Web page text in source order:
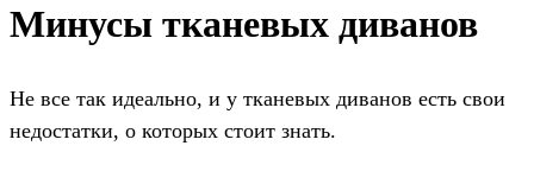
Минусы тканевых диванов
Не все так идеально, и у тканевых диванов есть свои
недостатки, о которых стоит знать.